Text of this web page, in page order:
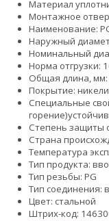
Материал
Монтажное
Наименование:
Наружный
Номинальный
Норма отгрузки:
Общая длина, мм:
Покрытие:
Специальные
горение)
Степень защиты
Страна
Температура
Тип продукта:
Тип резьбы: PG
Тип соединения:
Цвет: стальной
Штрих-код: